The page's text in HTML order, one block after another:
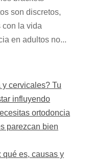
son discretos,
con la vida
en adultos no...
cervicales? Tu
influyendo
ortodoncia
parezcan bien
qué es, causas y